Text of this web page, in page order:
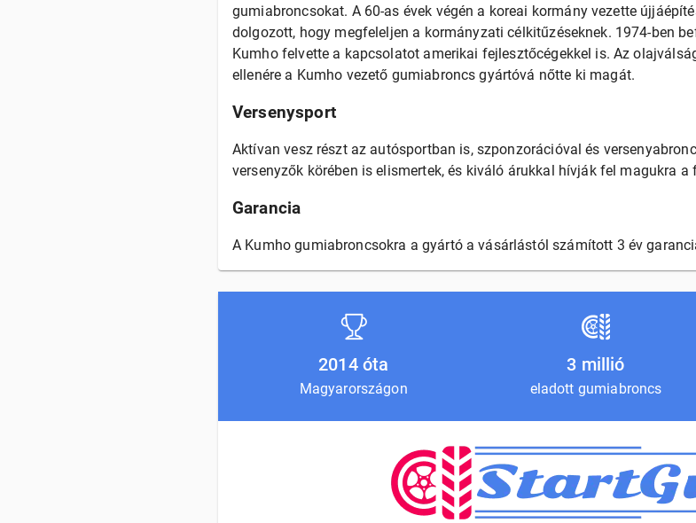
gumiabroncsokat. A 60-as évek végén a koreai kormány vezette
dolgozott, hogy megfeleljen a kormányzati célkitűzéseknek. 1974-ben
Kumho felvette a kapcsolatot amerikai fejlesztőcégekkel is. Az
ellenére a Kumho vezető gumiabroncs gyártóvá nőtte ki magát.
Versenysport
Aktívan vesz részt az autósportban is, szponzorációval és
versenyzők körében is elismertek, és kiváló árukkal hívják fel magukra a
Garancia
A Kumho gumiabroncsokra a gyártó a vásárlástól számított 3 év
2014 óta
Magyarországon
3 millió
eladott gumiabroncs